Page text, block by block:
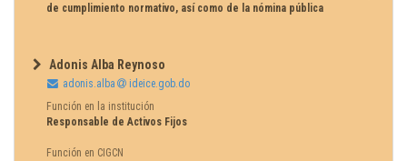
de cumplimiento normativo, así como de la nómina pública
Adonis Alba Reynoso
adonis.alba
ideice.gob.do
Función en la institución
Responsable de Activos Fijos
Función en CIGCN